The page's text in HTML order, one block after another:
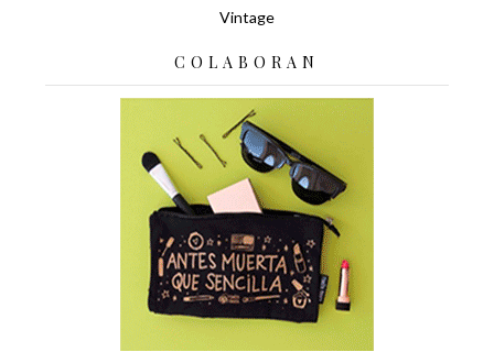
Vintage
COLABORAN